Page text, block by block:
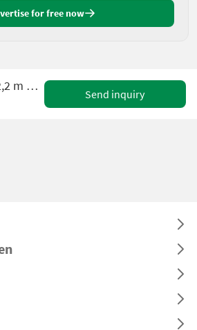
for free now
John Deere 640X 12,2 m VARIO header, rape side knives, 2-ax
Send inquiry